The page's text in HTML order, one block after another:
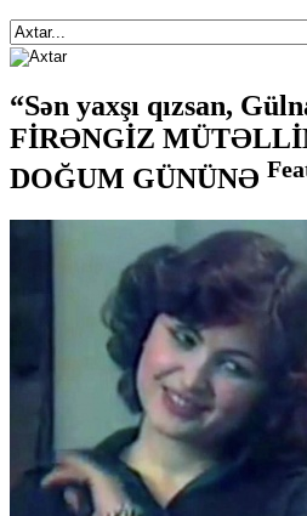
“Sən yaxşı qızsan,
FİRƏNGİZ
DOĞUM GÜNÜNƏ